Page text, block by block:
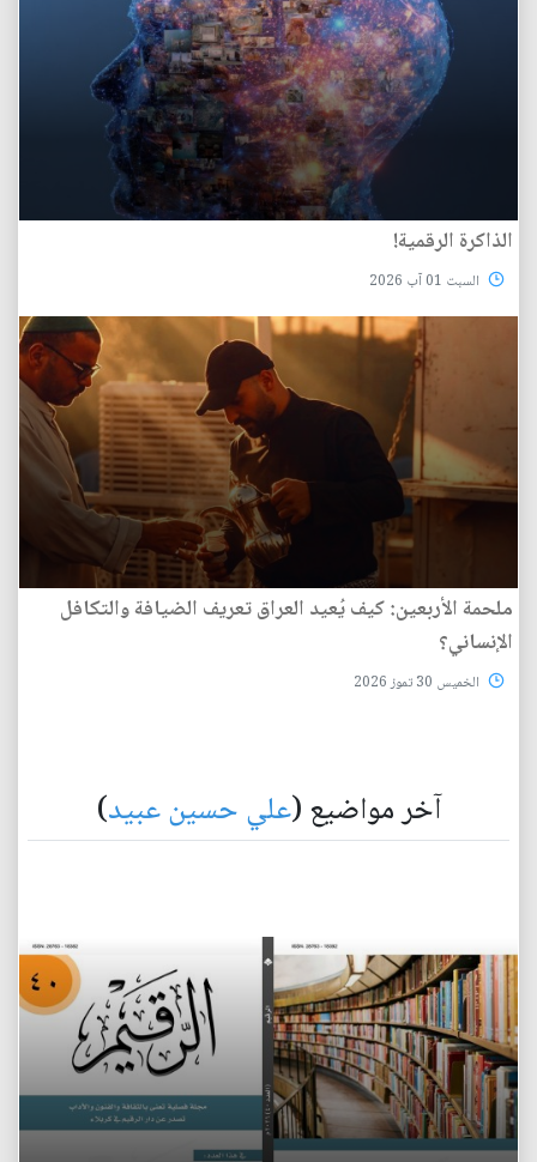
الذاكرة الرقمية!
السبت 01 آب 2026
ملحمة الأربعين: كيف يُعيد العراق تعريف الضيافة والتكافل
الإنساني؟
الخميس 30 تموز 2026
آخر مواضيع (علي حسين عبيد)